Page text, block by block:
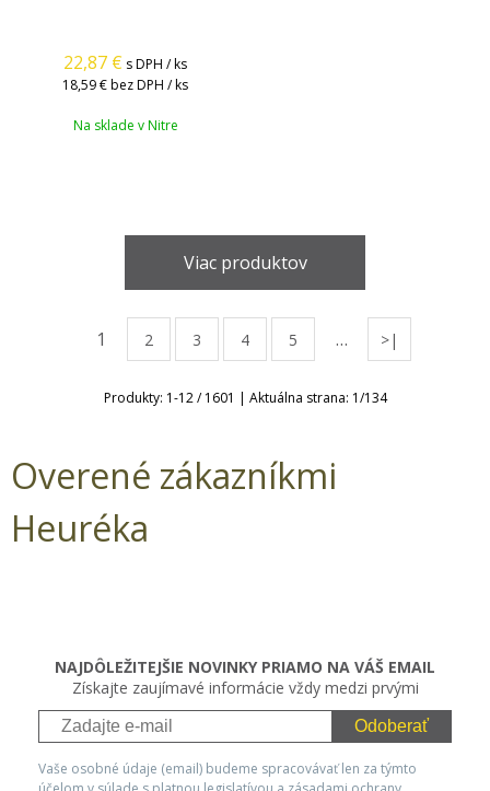
22,87 € s DPH / ks
18,59 €bez DPH / ks
Na sklade v Nitre
Viac produktov
1 2 3 4 5 … >|
Produkty: 1-12/1601 | Aktuálna strana: 1/134
Overené zákazníkmi
Heuréka
NAJDÔLEŽITEJŠIE NOVINKY PRIAMO NA VÁŠ EMAIL
Získajte zaujímavé informácie vždy medzi prvými
Odoberať
Vaše osobné údaje (email) budeme spracovávať len za týmto